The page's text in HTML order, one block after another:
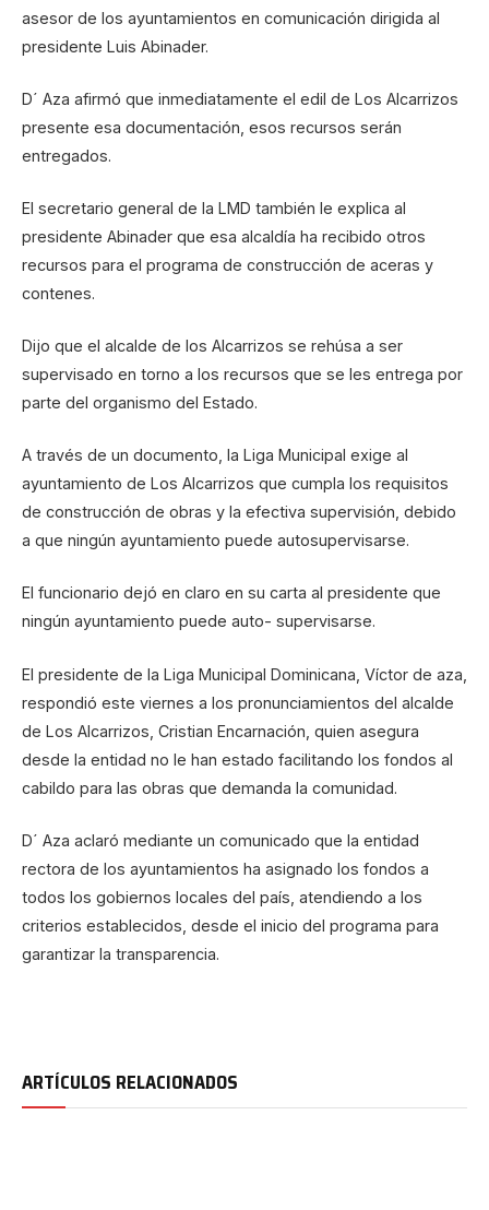
asesor de los ayuntamientos en comunicación dirigida al
presidente Luis Abinader.
D´ Aza afirmó que inmediatamente el edil de Los Alcarrizos
presente esa documentación, esos recursos serán
entregados.
El secretario general de la LMD también le explica al
presidente Abinader que esa alcaldía ha recibido otros
recursos para el programa de construcción de aceras y
contenes.
Dijo que el alcalde de los Alcarrizos se rehúsa a ser
supervisado en torno a los recursos que se les entrega por
parte del organismo del Estado.
A través de un documento, la Liga Municipal exige al
ayuntamiento de Los Alcarrizos que cumpla los requisitos
de construcción de obras y la efectiva supervisión, debido
a que ningún ayuntamiento puede autosupervisarse.
El funcionario dejó en claro en su carta al presidente que
ningún ayuntamiento puede auto- supervisarse.
El presidente de la Liga Municipal Dominicana, Víctor de aza,
respondió este viernes a los pronunciamientos del alcalde
de Los Alcarrizos, Cristian Encarnación, quien asegura
desde la entidad no le han estado facilitando los fondos al
cabildo para las obras que demanda la comunidad.
D´ Aza aclaró mediante un comunicado que la entidad
rectora de los ayuntamientos ha asignado los fondos a
todos los gobiernos locales del país, atendiendo a los
criterios establecidos, desde el inicio del programa para
garantizar la transparencia.
ARTÍCULOS RELACIONADOS